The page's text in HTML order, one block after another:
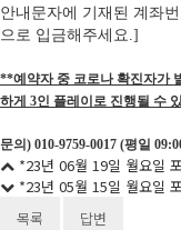
안내문자에 기재된 계좌
으로 입금해주세요.]
**예약자 중 코로나 확진자가
하게 3인 플레이로 진행될 수
문의) 010-9759-0017 (평일
*23년 06월 19일 월요일
*23년 05월 15일 월요일
목록
답변